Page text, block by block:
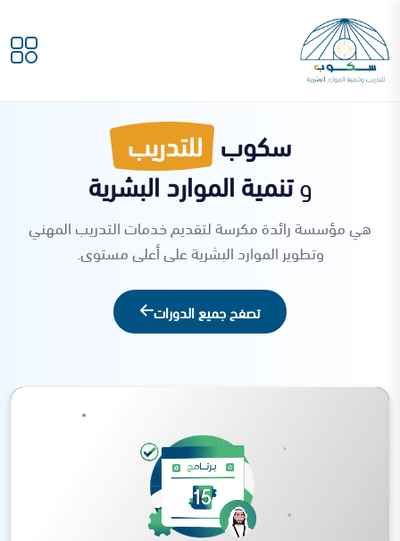
سكوب للتدريب
وتنمية الموارد البشرية
هي مؤسسة رائدة مكرسة لتقديم خدمات التدريب المهني
وتطوير الموارد البشرية على أعلى مستوى.
تصفح جميع الدورات